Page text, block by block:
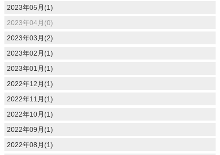
2023年05月(1)
2023年04月(0)
2023年03月(2)
2023年02月(1)
2023年01月(1)
2022年12月(1)
2022年11月(1)
2022年10月(1)
2022年09月(1)
2022年08月(1)